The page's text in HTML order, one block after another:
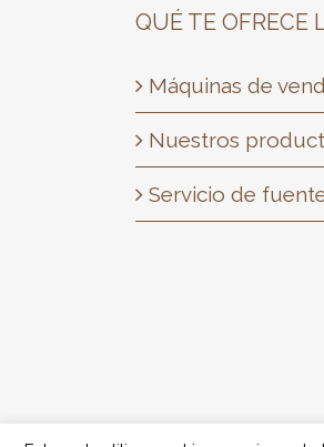
enfocadas
privacidad,
rapidez
en
los
retiros
QUÉ TE OFRECE
Máquinas de
Nuestros
Servicio de